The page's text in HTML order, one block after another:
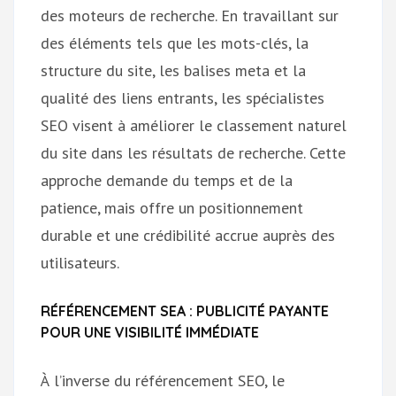
des moteurs de recherche. En travaillant sur
des éléments tels que les mots-clés, la
structure du site, les balises meta et la
qualité des liens entrants, les spécialistes
SEO visent à améliorer le classement naturel
du site dans les résultats de recherche. Cette
approche demande du temps et de la
patience, mais offre un positionnement
durable et une crédibilité accrue auprès des
utilisateurs.
RÉFÉRENCEMENT SEA : PUBLICITÉ PAYANTE
POUR UNE VISIBILITÉ IMMÉDIATE
À l’inverse du référencement SEO, le